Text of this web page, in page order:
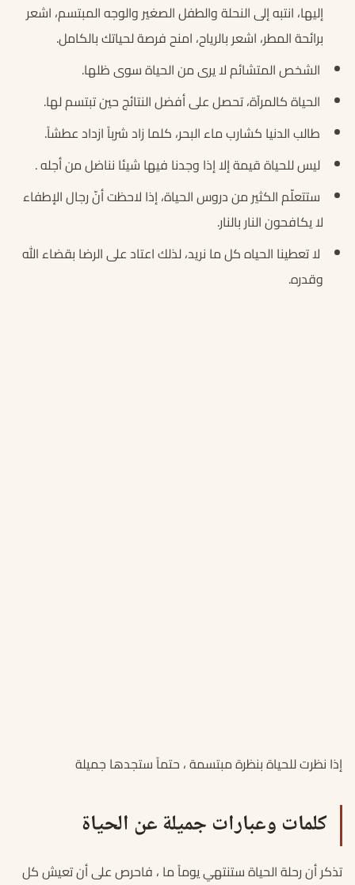
إليها، انتبه إلى النحلة والطفل الصغير والوجه المبتسم، اشعر
برائحة المطر، اشعر بالرياح، امنح فرصة لحياتك بالكامل.
الشخص المتشائم لا يرى من الحياة سوى ظلها.
الحياة كالمرآة، تحصل على أفضل النتائج حين تبتسم لها.
طالب الدنيا كشارب ماء البحر، كلما زاد شرباً ازداد عطشاً.
ليس للحياة قيمة إلا إذا وجدنا فيها شيئا نناضل من أجله .
ستتعلّم الكثير من دروس الحياة، إذا لاحظت أنّ رجال الإطفاء
لا يكافحون النار بالنار.
لا تعطينا الحياه كل ما نريد، لذلك اعتاد على الرضا بقضاء الله
وقدره.
إذا نظرت للحياة بنظرة مبتسمة ، حتماً ستجدها جميلة
كلمات وعبارات جميلة عن الحياة
تذكر أن رحلة الحياة ستنتهي يوماً ما ، فاحرص على أن تعيش كل